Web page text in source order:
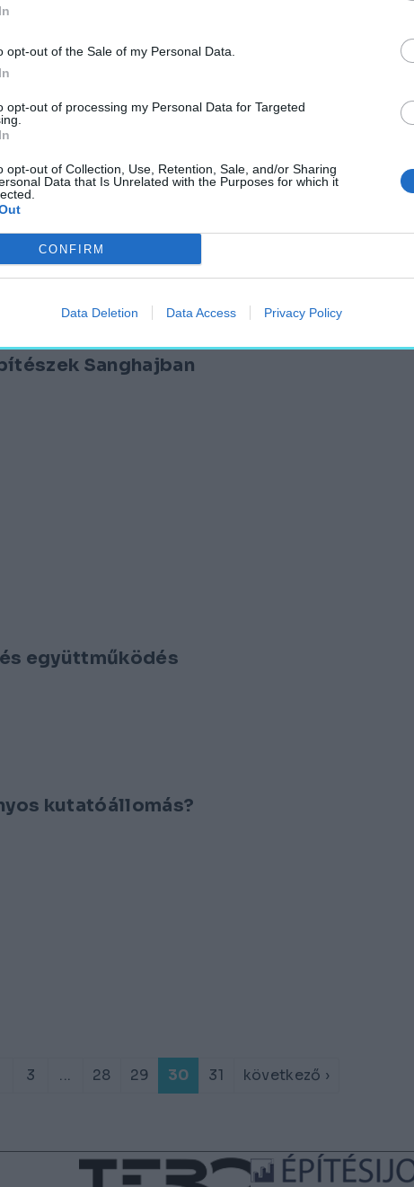
opt-out of the Sale of my Personal Data.
opt-out of processing my Personal Data for Targeted
opt-out of Collection, Use, Retention, Sale, and/or Sharing
Data that Is Unrelated with the Purposes for which it
CONFIRM
Data Deletion Data Access Privacy Policy
küzdelemben!
Sanghajban
együttműködés
kutatóállomás?
3 ... 28 29 30 31 következő ›